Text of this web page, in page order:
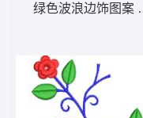
绿色波浪边饰图案